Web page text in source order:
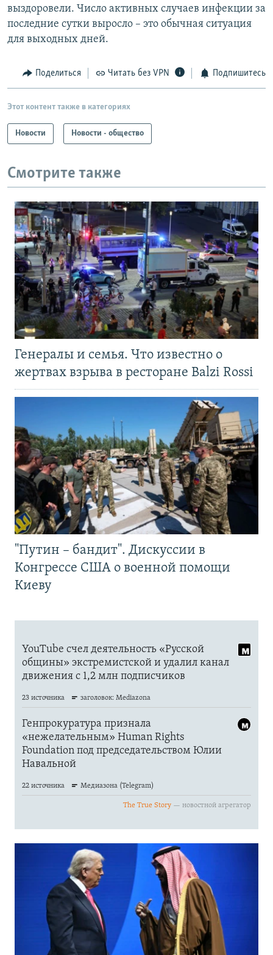
выздоровели. Число активных случаев инфекции за
последние сутки выросло – это обычная ситуация
для выходных дней.
Поделиться Читать без VPN Подпишитесь
Этот контент также в категориях
Новости Новости - общество
Смотрите также
Генералы и семья. Что известно о
жертвах взрыва в ресторане Balzi Rossi
"Путин – бандит". Дискуссии в
Конгрессе США о военной помощи
Киеву